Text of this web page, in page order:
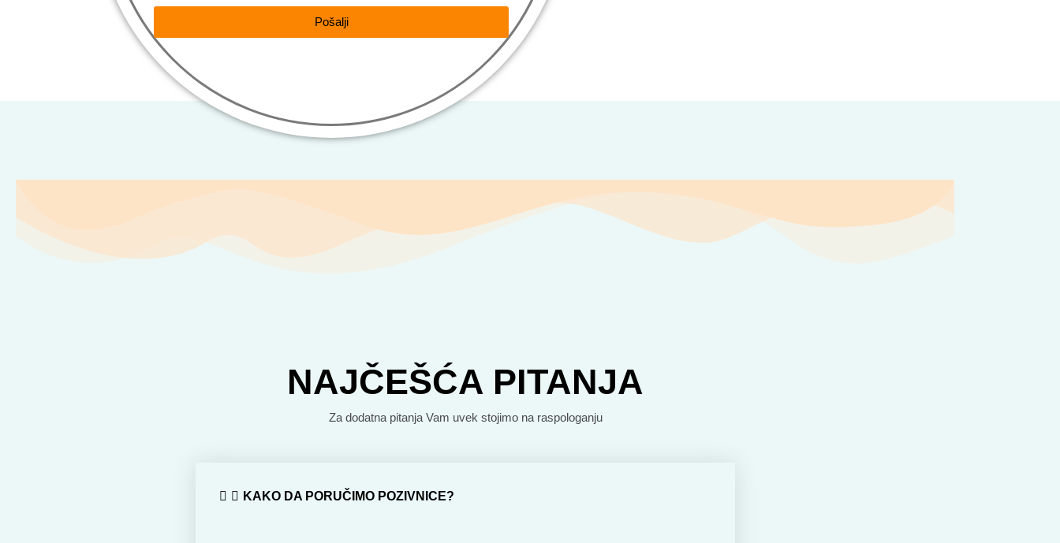
Pošalji
NAJČEŠĆA PITANJA
Za dodatna pitanja Vam uvek stojimo na raspologanju
KAKO DA PORUČIMO POZIVNICE?